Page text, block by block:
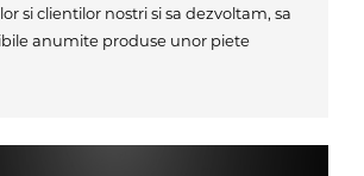
si clientilor nostri si sa dezvoltam, sa
anumite produse unor piete